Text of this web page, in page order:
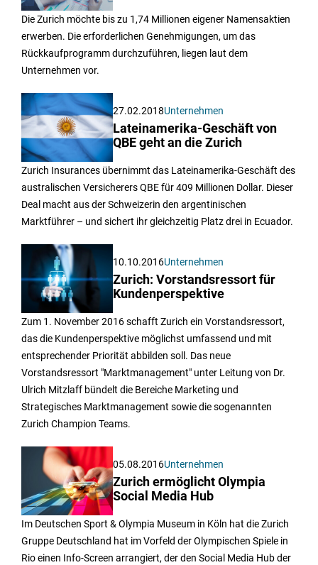
Die Zurich möchte bis zu 1,74 Millionen eigener Namensaktien
erwerben. Die erforderlichen Genehmigungen, um das
Rückkaufprogramm durchzuführen, liegen laut dem
Unternehmen vor.
27.02.2018Unternehmen
Lateinamerika-Geschäft von
QBE geht an die Zurich
Zurich Insurances übernimmt das Lateinamerika-Geschäft des
australischen Versicherers QBE für 409 Millionen Dollar. Dieser
Deal macht aus der Schweizerin den argentinischen
Marktführer – und sichert ihr gleichzeitig Platz drei in Ecuador.
10.10.2016Unternehmen
Zurich: Vorstandsressort für
Kundenperspektive
Zum 1. November 2016 schafft Zurich ein Vorstandsressort,
das die Kundenperspektive möglichst umfassend und mit
entsprechender Priorität abbilden soll. Das neue
Vorstandsressort "Marktmanagement" unter Leitung von Dr.
Ulrich Mitzlaff bündelt die Bereiche Marketing und
Strategisches Marktmanagement sowie die sogenannten
Zurich Champion Teams.
05.08.2016Unternehmen
Zurich ermöglicht Olympia
Social Media Hub
Im Deutschen Sport & Olympia Museum in Köln hat die Zurich
Gruppe Deutschland hat im Vorfeld der Olympischen Spiele in
Rio einen Info-Screen arrangiert, der den Social Media Hub der